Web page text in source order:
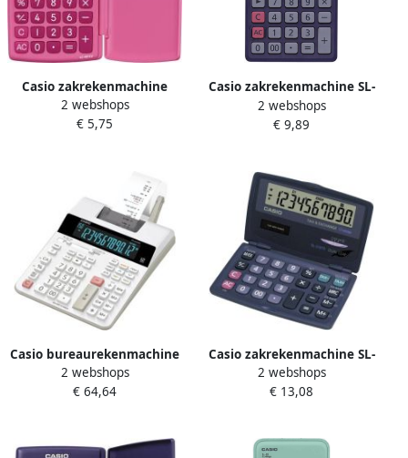
Casio zakrekenmachine
Petite FX roze 10 stuks
2 webshops
€ 5,75
Casio zakrekenmachine SL-
310TER+
2 webshops
€ 9,89
Casio bureaurekenmachine
FR-2650RC
2 webshops
€ 64,64
Casio zakrekenmachine SL-
210TE
2 webshops
€ 13,08